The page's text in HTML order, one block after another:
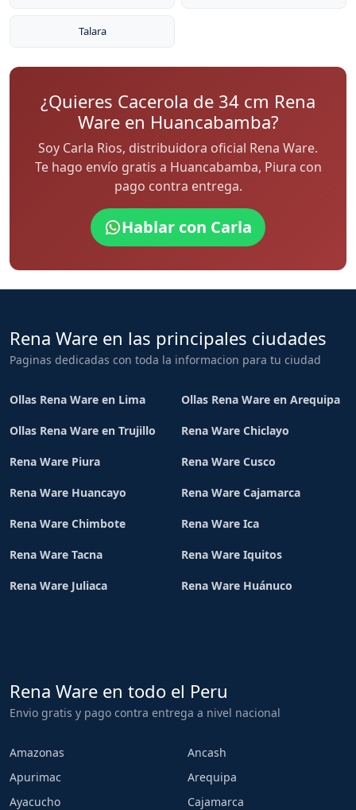
Talara
¿Quieres Cacerola de 34 cm Rena
Ware en Huancabamba?
Soy Carla Rios, distribuidora oficial Rena Ware.
Te hago envío gratis a Huancabamba, Piura con
pago contra entrega.
Hablar con Carla
Rena Ware en las principales ciudades
Paginas dedicadas con toda la informacion para tu ciudad
Ollas Rena Ware en Lima Ollas Rena Ware en Arequipa
Ollas Rena Ware en Trujillo Rena Ware Chiclayo
Rena Ware Piura Rena Ware Cusco
Rena Ware Huancayo Rena Ware Cajamarca
Rena Ware Chimbote Rena Ware Ica
Rena Ware Tacna Rena Ware Iquitos
Rena Ware Juliaca Rena Ware Huánuco
Rena Ware en todo el Peru
Envio gratis y pago contra entrega a nivel nacional
Amazonas
Ancash
Apurimac
Arequipa
Ayacucho
Cajamarca